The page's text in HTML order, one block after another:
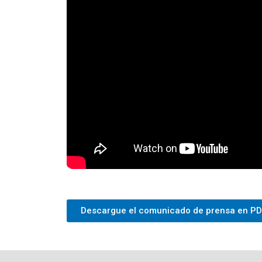
Descargue el comunicado de prensa en